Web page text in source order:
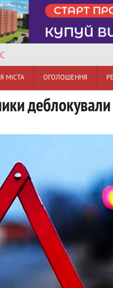
C
МІСТА ОГОЛОШЕННЯ